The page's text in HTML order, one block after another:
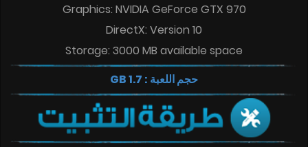
Graphics: NVIDIA GeForce GTX 970
DirectX: Version 10
Storage: 3000 MB available space
حجم اللعبة : 1.7 GB